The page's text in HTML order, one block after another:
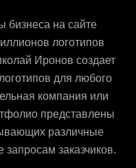
бизнеса на сайте
логотипов
Иронов создает
для любого
компания или
представлены
различные
заказчиков.